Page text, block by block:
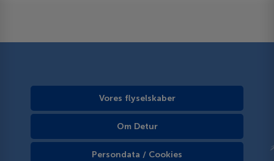
Vores flyselskaber
Om Detur
Persondata / Cookies